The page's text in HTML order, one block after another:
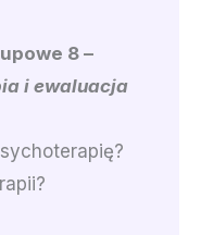
8 –
i ewaluacja